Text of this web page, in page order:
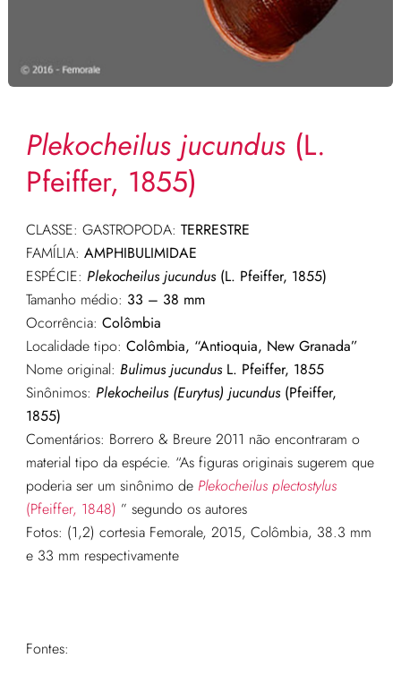
Plekocheilus jucundus(L.
Pfeiffer, 1855)
CLASSE: GASTROPODA: TERRESTRE
FAMÍLIA: AMPHIBULIMIDAE
ESPÉCIE: Plekocheilus jucundus(L. Pfeiffer, 1855)
Tamanho médio: 33 – 38 mm
Ocorrência: Colômbia
Localidade tipo: Colômbia, “Antioquia, New Granada”
Nome original: Bulimus jucundusL. Pfeiffer, 1855
Sinônimos: Plekocheilus (Eurytus) jucundus(Pfeiffer,
1855)
Comentários: Borrero & Breure 2011 não encontraram o
material tipo da espécie. “As figuras originais sugerem que
poderia ser um sinônimo de Plekocheilus plectostylus
(Pfeiffer, 1848) ” segundo os autores
Fotos: (1,2) cortesia Femorale, 2015, Colômbia, 38.3 mm
e 33 mm respectivamente
Fontes: